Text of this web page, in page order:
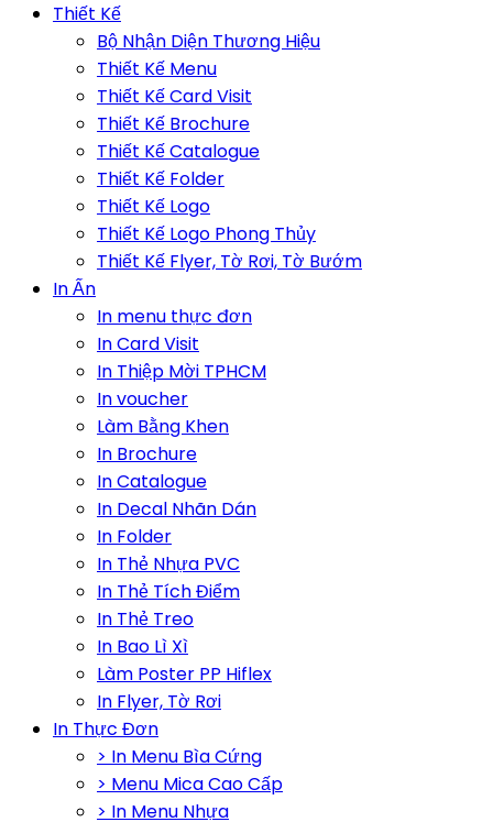
Thiết Kế
Bộ Nhận Diện Thương Hiệu
Thiết Kế Menu
Thiết Kế Card Visit
Thiết Kế Brochure
Thiết Kế Catalogue
Thiết Kế Folder
Thiết Kế Logo
Thiết Kế Logo Phong Thủy
Thiết Kế Flyer, Tờ Rơi, Tờ Bướm
In Ấn
In menu thực đơn
In Card Visit
In Thiệp Mời TPHCM
In voucher
Làm Bằng Khen
In Brochure
In Catalogue
In Decal Nhãn Dán
In Folder
In Thẻ Nhựa PVC
In Thẻ Tích Điểm
In Thẻ Treo
In Bao Lì Xì
Làm Poster PP Hiflex
In Flyer, Tờ Rơi
In Thực Đơn
> In Menu Bìa Cứng
> Menu Mica Cao Cấp
> In Menu Nhựa